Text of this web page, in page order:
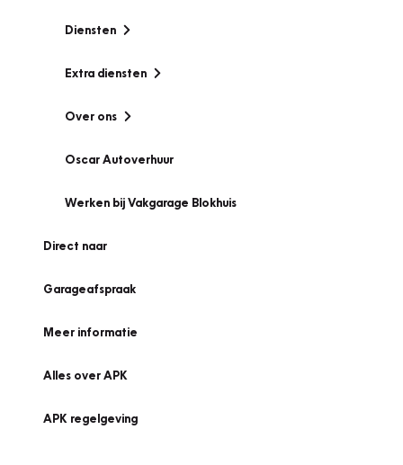
Diensten
Extra diensten
Over ons
Oscar Autoverhuur
Werken bij Vakgarage Blokhuis
Direct naar
Garageafspraak
Meer informatie
Alles over APK
APK regelgeving